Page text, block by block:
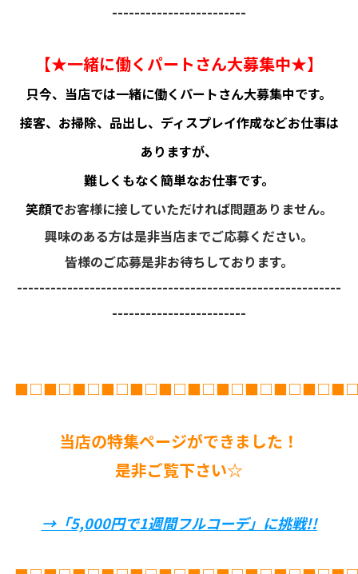
------------------------
【★一緒に働くパートさん大募集中★】
只今、当店では一緒に働くパートさん大募集中です。
接客、お掃除、品出し、ディスプレイ作成などお仕事は
ありますが、
難しくもなく簡単なお仕事です。
笑顔でお客様に接していただければ問題ありません。
興味のある方は是非当店までご応募ください。
皆様のご応募是非お待ちしております。
----------------------------------------------------------
------------------------
当店の特集ページができました！
是非ご覧下さい☆
→「5,000円で1週間フルコーデ」に挑戦!!